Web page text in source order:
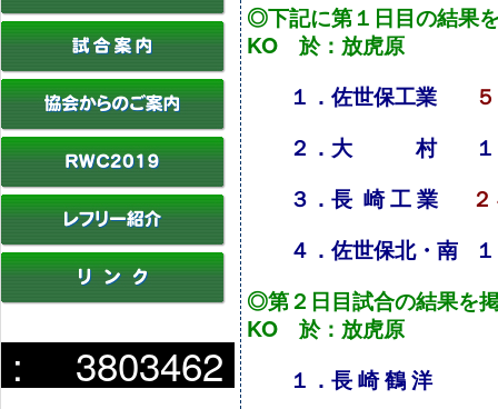
3803462
:
◎下記に第１日目の結果
KO 於：放虎原
１．佐世保工業
２．大 村 １
３．長 崎 工 業
４．佐世保北・南
◎第２日目試合の結果を
KO 於：放虎原
１．長 崎 鶴 洋